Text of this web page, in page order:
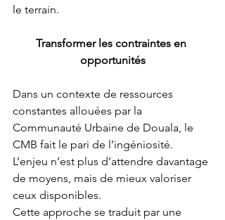
le terrain.
Transformer les contraintes en
opportunités
Dans un contexte de ressources
constantes allouées par la
Communauté Urbaine de Douala, le
CMB fait le pari de l’ingéniosité.
L’enjeu n’est plus d’attendre davantage
de moyens, mais de mieux valoriser
ceux disponibles.
Cette approche se traduit par une